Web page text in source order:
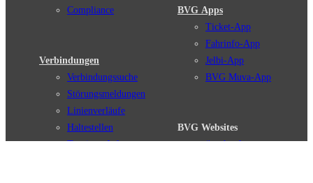
Compliance
Verbindungen
Verbindungssuche
Störungsmeldungen
Linienverläufe
Haltestellen
Touristen Infos
BVG Apps
Ticket-App
Fahrinfo-App
Jelbi-App
BVG Muva-App
BVG Websites
#nachgefragt